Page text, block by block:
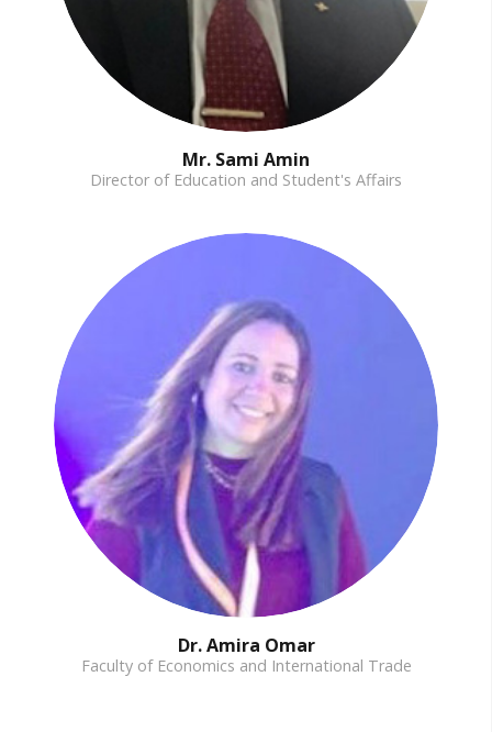
Mr. Sami Amin
Director of Education and Student's Affairs
Dr. Amira Omar
Faculty of Economics and International Trade